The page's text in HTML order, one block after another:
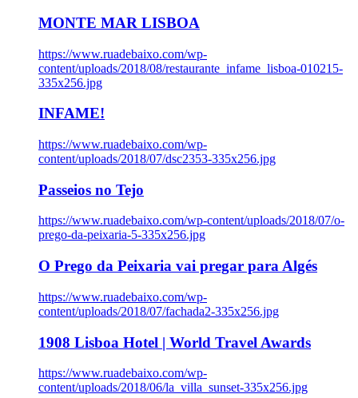
MONTE MAR LISBOA
https://www.ruadebaixo.com/wp-
content/uploads/2018/08/restaurante_infame_lisboa-010215-
335x256.jpg
INFAME!
https://www.ruadebaixo.com/wp-
content/uploads/2018/07/dsc2353-335x256.jpg
Passeios no Tejo
https://www.ruadebaixo.com/wp-content/uploads/2018/07/o-
prego-da-peixaria-5-335x256.jpg
O Prego da Peixaria vai pregar para Algés
https://www.ruadebaixo.com/wp-
content/uploads/2018/07/fachada2-335x256.jpg
1908 Lisboa Hotel | World Travel Awards
https://www.ruadebaixo.com/wp-
content/uploads/2018/06/la_villa_sunset-335x256.jpg